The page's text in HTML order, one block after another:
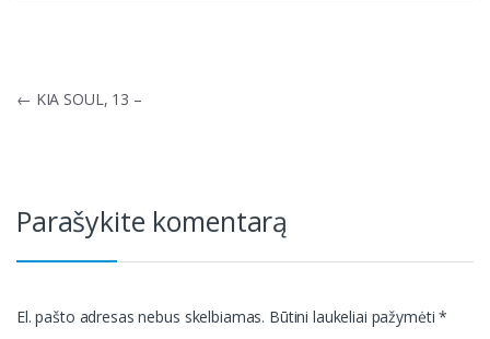
Navigacija
← KIA SOUL, 13 –
Parašykite komentarą
El. pašto adresas nebus skelbiamas. Būtini laukeliai pažymėti*